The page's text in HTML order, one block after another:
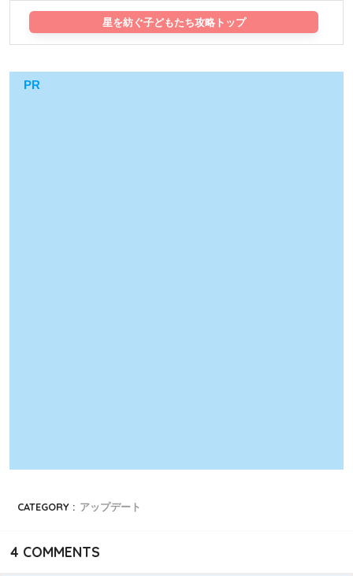
星を紡ぐ子どもたち攻略トップ
PR
CATEGORY : アップデート
4 COMMENTS